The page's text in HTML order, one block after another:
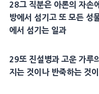
28그 직분은 아론의 자손
방에서 섬기고 또 모든 성
에서 섬기는 일과
29또 진설병과 고운 가루의
지는 것이나 반죽하는 것